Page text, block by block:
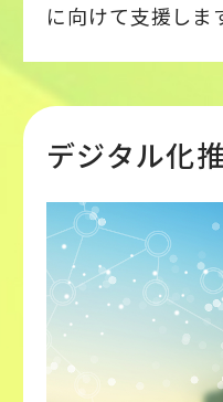
に向けて支援しま
デジタル化